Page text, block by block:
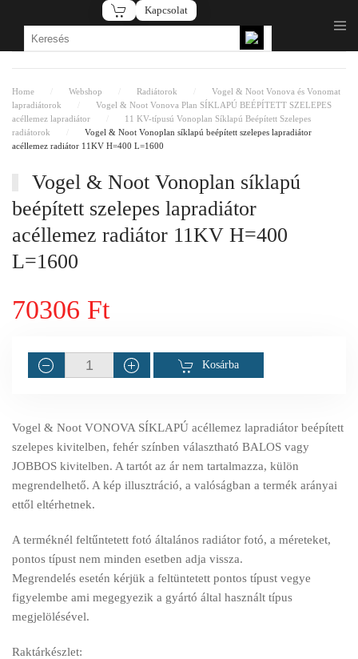
Fő tartalom átugrása
Kapcsolat
Home Webshop Radiátorok
Vogel & Noot Vonova és Vonomat
lapradiátorok
Vogel & Noot Vonova Plan SÍKLAPÚ BEÉPÍTETT SZELEPES
acéllemez lapradiátor
11 KV-típusú Vonoplan Síklapú Beépített Szelepes
radiátorok
Vogel & Noot Vonoplan síklapú beépített szelepes lapradiátor
acéllemez radiátor 11KV H=400 L=1600
Vogel & Noot Vonoplan síklapú
beépített szelepes lapradiátor
acéllemez radiátor 11KV H=400
L=1600
70306 Ft
Kosárba
Vogel & Noot VONOVA SÍKLAPÚ acéllemez lapradiátor beépített
szelepes kivitelben, fehér színben választható BALOS vagy
JOBBOS kivitelben. A tartót az ár nem tartalmazza, külön
megrendelhető. A kép illusztráció, a valóságban a termék arányai
ettől eltérhetnek.
A terméknél feltűntetett fotó általános radiátor fotó, a méreteket,
pontos típust nem minden esetben adja vissza.
Megrendelés esetén kérjük a feltüntetett pontos típust vegye
figyelembe ami megegyezik a gyártó által használt típus
megjelölésével.
Raktárkészlet: